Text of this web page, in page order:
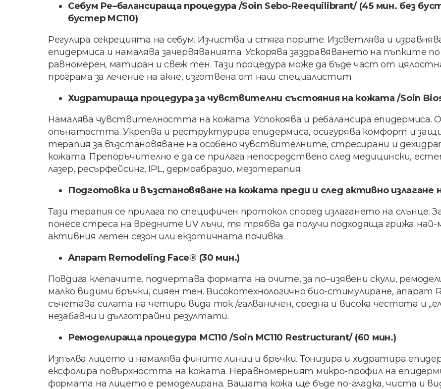
Себум Ре–балансираща процедура /Soin Sebo-Reequilibrant/ (45 мин. без
бустер MC110)
Регулира секрецията на себум. Изчиства и стяга порите. Изсветлява и
епидермиса и намалява зачервяванията. Ускорява заздравяването на пъпките
равномерен, матиран и свеж тен. Тази процедура може да бъде част от
програма за лечение на акне, изготвена от наш специалистит.
Хидратираща процедура за чувствителни състояния на кожата /Soin
Намалява чувствителността на кожата. Успокоява и ребалансира епидермиса.
опънатостта. Укрепва и реструктурира епидермиса, осигурява комфорт и
терапия за възстановяване на особено чувствителните, стресирани и
кожата. Препоръчително е да се прилага непосредствено след медицински,
лазер, ресърфейсинг, IPL, дермоабразио, мезотерапия.
Подготовка и възстановяване на кожата преди и след активно излагане
Тази терапия се прилага по специфичен протокол според излагането на слънце.
понесе стреса на вредните UV лъчи, тя трябва да получи подходяща грижа най-
активния летен сезон или екзотичната почивка.
Апарат Remodeling Face® (30 мин.)
Повдига клепачите, подчертава формата на очите, за по–изявени скули,
малко видими бръчки, сияен тен. Високотехнологично био-стимулиране, апарат
съчетава силата на четири вида ток /галваничен, средна и висока честота и
незабавни и дълготрайни резултати.
Ремоделираща процедура МС110 /Soin MC110 Restructurant/ (60 мин.)
Изпълва лицето и намалява фините линии и бръчки. Тонизира и хидратира
ексфолира повърхността на кожата. Неравномерният микро-профил на
формата на лицето е ремоделирана. Вашата кожа ще бъде по-гладка, чиста и